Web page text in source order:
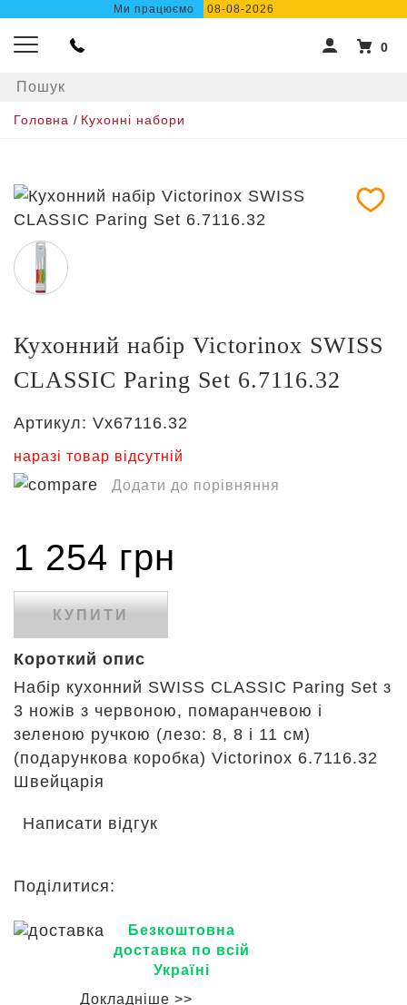
Ми працюємо 08-08-2026
0
Головна / Кухонні набори
Кухонний набір Victorinox SWISS
CLASSIC Paring Set 6.7116.32
Артикул: Vx67116.32
наразі товар відсутній
Додати до порівняння
1 254 грн
КУПИТИ
Короткий опис
Набір кухонний SWISS CLASSIC Paring Set з
3 ножів з червоною, помаранчевою і
зеленою ручкою (лезо: 8, 8 і 11 см)
(подарункова коробка) Victorinox 6.7116.32
Швейцарія
Написати відгук
Поділитися:
Безкоштовна
доставка по всій
Україні
Докладніше >>